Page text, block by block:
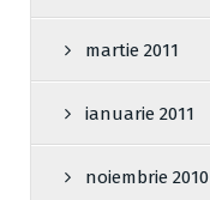
martie 2011
ianuarie 2011
noiembrie 2010